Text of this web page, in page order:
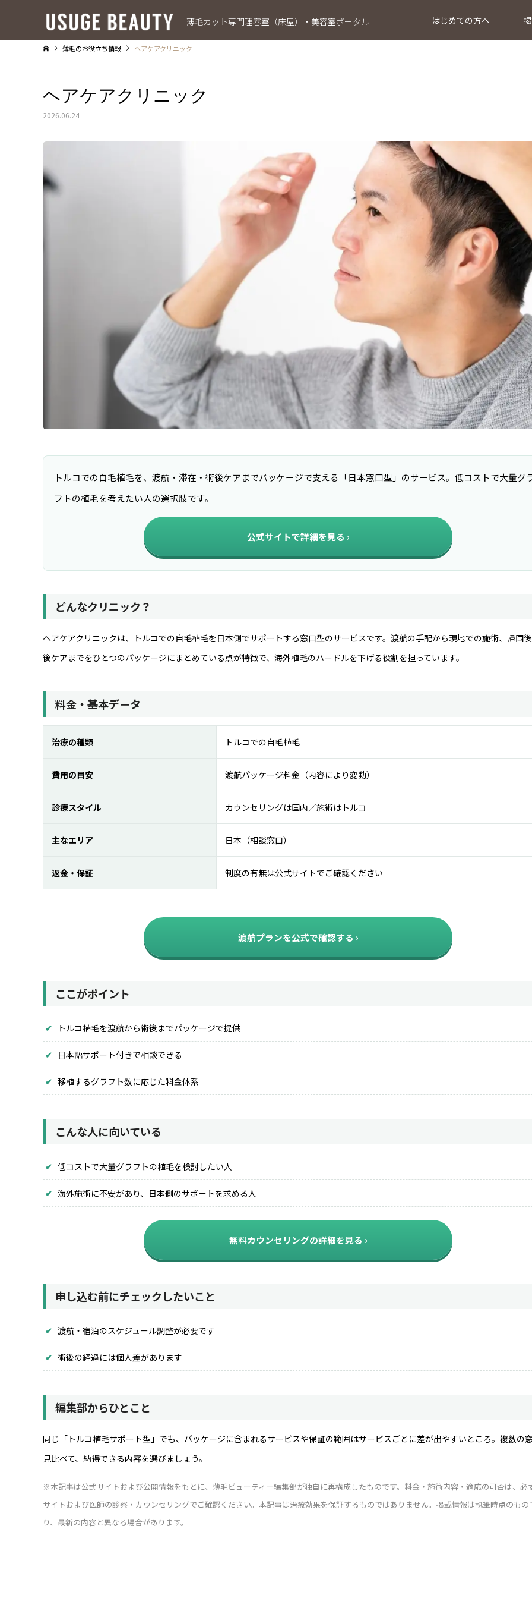
薄毛カット専門理容室（床屋）・美容室ポータル はじめての方へ
薄毛のお役立ち情報 ヘアケアクリニック
ヘアケアクリニック
2026.06.24
トルコでの自毛植毛を、渡航・滞在・術後ケアまでパッケージで支える「日本窓口型」のサービス。低コストで大量グ
フトの植毛を考えたい人の選択肢です。
公式サイトで詳細を見る
どんなクリニック？
ヘアケアクリニックは、トルコでの自毛植毛を日本側でサポートする窓口型のサービスです。渡航の手配から現地での施術、帰国
後ケアまでをひとつのパッケージにまとめている点が特徴で、海外植毛のハードルを下げる役割を担っています。
料金・基本データ
治療の種類 トルコでの自毛植毛
費用の目安 渡航パッケージ料金（内容により変動）
診療スタイル カウンセリングは国内／施術はトルコ
主なエリア 日本（相談窓口）
返金・保証 制度の有無は公式サイトでご確認ください
渡航プランを公式で確認する
ここがポイント
トルコ植毛を渡航から術後までパッケージで提供
日本語サポート付きで相談できる
移植するグラフト数に応じた料金体系
こんな人に向いている
低コストで大量グラフトの植毛を検討したい人
海外施術に不安があり、日本側のサポートを求める人
無料カウンセリングの詳細を見る
申し込む前にチェックしたいこと
渡航・宿泊のスケジュール調整が必要です
術後の経過には個人差があります
編集部からひとこと
同じ「トルコ植毛サポート型」でも、パッケージに含まれるサービスや保証の範囲はサービスごとに差が出やすいところ。複数の
見比べて、納得できる内容を選びましょう。
※本記事は公式サイトおよび公開情報をもとに、薄毛ビューティー編集部が独自に再構成したものです。料金・施術内容・適応の可否は、必
サイトおよび医師の診察・カウンセリングでご確認ください。本記事は治療効果を保証するものではありません。掲載情報は執筆時点のもの
り、最新の内容と異なる場合があります。